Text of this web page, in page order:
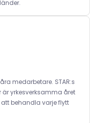
medarbetare. STAR:s
yrkesverksamma året
behandla varje flytt